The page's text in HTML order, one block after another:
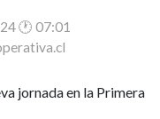
🕐 07:01
jornada en la Primera